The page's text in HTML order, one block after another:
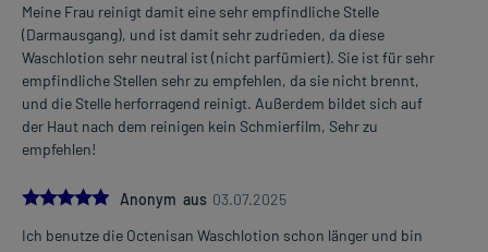
Meine Frau reinigt damit eine sehr empfindliche Stelle
(Darmausgang), und ist damit sehr zudrieden, da diese
Waschlotion sehr neutral ist (nicht parfümiert). Sie ist für sehr
empfindliche Stellen sehr zu empfehlen, da sie nicht brennt,
und die Stelle herforragend reinigt. Außerdem bildet sich auf
der Haut nach dem reinigen kein Schmierfilm, Sehr zu
empfehlen!
5.0Anonym aus 03.07.2025
Ich benutze die Octenisan Waschlotion schon länger und bin